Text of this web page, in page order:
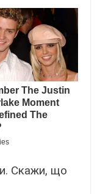
Скажи, що